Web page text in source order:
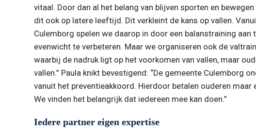
vitaal. Door dan al het belang van blijven sporten en
dit ook op latere leeftijd. Dit verkleint de kans op vallen.
Culemborg spelen we daarop in door een balanstraining aan
evenwicht te verbeteren. Maar we organiseren ook de
waarbij de nadruk ligt op het voorkomen van vallen, maar
vallen.” Paula knikt bevestigend: “De gemeente Culemborg
vanuit het preventieakkoord. Hierdoor betalen ouderen maar
We vinden het belangrijk dat iedereen mee kan doen.”
Iedere partner eigen expertise